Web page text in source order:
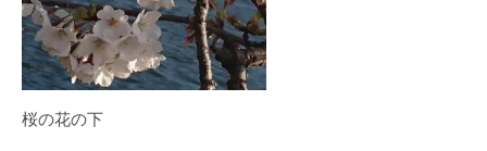
桜の花の下